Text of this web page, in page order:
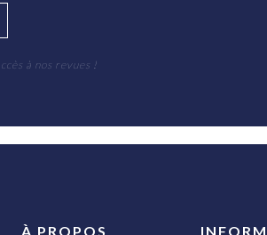
à nos revues !
À PROPOS